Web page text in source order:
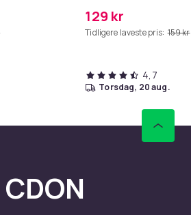
129 kr
Tidligere laveste pris: 159 kr
4,7
torsdag, 20 aug.